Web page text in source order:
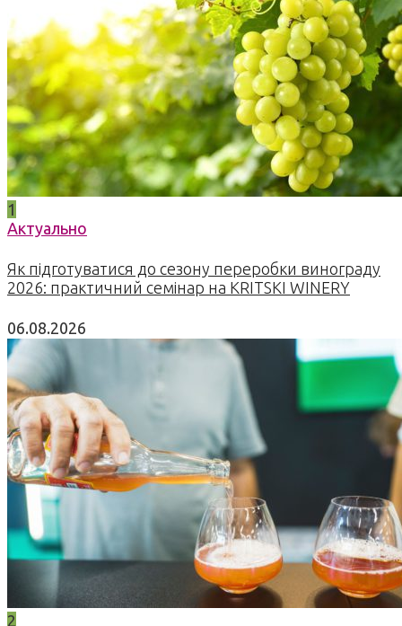
1
Актуально
Як підготуватися до сезону переробки винограду
2026: практичний семінар на KRITSKI WINERY
06.08.2026
2